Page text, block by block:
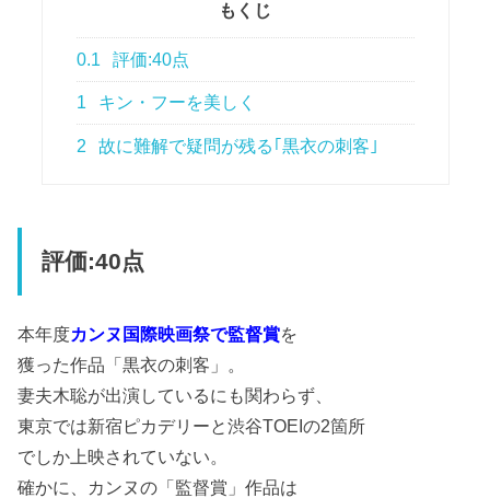
もくじ
0.1 評価:40点
1 キン・フーを美しく
2 故に難解で疑問が残る｢黒衣の刺客｣
評価:40点
本年度カンヌ国際映画祭で監督賞を
獲った作品「黒衣の刺客」。
妻夫木聡が出演しているにも関わらず、
東京では新宿ピカデリーと渋谷TOEIの2箇所
でしか上映されていない。
確かに、カンヌの「監督賞」作品は